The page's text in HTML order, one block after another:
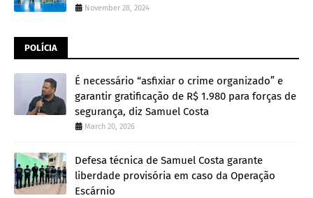
November 28, 2024
POLÍCIA
É necessário “asfixiar o crime organizado” e
garantir gratificação de R$ 1.980 para forças de
segurança, diz Samuel Costa
March 20, 2026
Defesa técnica de Samuel Costa garante
liberdade provisória em caso da Operação
Escárnio